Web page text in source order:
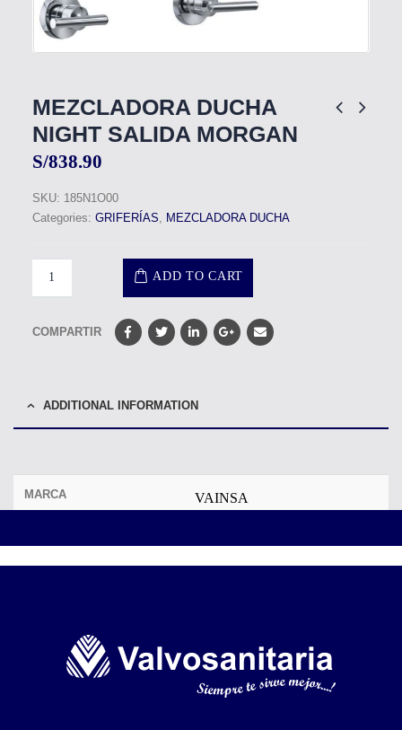
MEZCLADORA DUCHA
NIGHT SALIDA MORGAN
S/838.90
SKU: 185N1O00
Categories: GRIFERÍAS, MEZCLADORA DUCHA
ADD TO CART
COMPARTIR
ADDITIONAL INFORMATION
MARCA VAINSA